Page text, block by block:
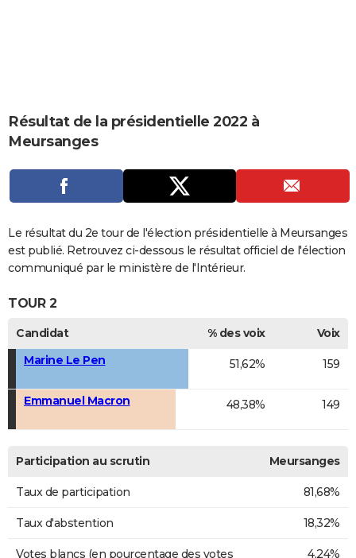
CARTE DE VOEUX
Carte de Noël
Carte Bonne année
Carte Saint-Valentin
Carte Pâques
Carte d'anniversaire
DICTIONNAIRE
Dictionnaire
Biographies
Expressions
Proverbes
PROGRAMME TV
S'inscrire
Se connecter
Lycées
Collèges
Primaires
Universités
Entreprises
Service militaire
Avis de recherche
AVIS DE DÉCÈS
Bricolage
Lifestyle
Culture
Sport
Auto
Television
Voyage
Cinema
Résultat de la présidentielle 2022 à
Meursanges
Le résultat du 2e tour de l'élection présidentielle à Meursanges
est publié. Retrouvez ci-dessous le résultat officiel de l'élection
communiqué par le ministère de l'Intérieur.
TOUR 2
Candidat % des voix
Voix
Marine Le Pen
51,62% 159
Emmanuel Macron 48,38% 149
Participation au scrutin Meursanges
Taux de participation 81,68%
Taux d'abstention 18,32%
Votes blancs (en pourcentage des votes
4,24%